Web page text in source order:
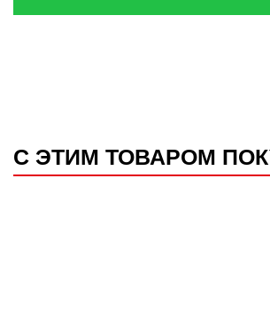
С ЭТИМ ТОВАРОМ